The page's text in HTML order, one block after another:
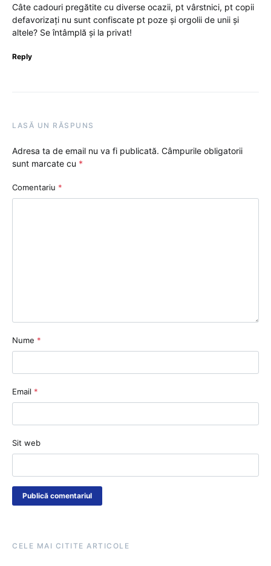
Câte cadouri pregătite cu diverse ocazii, pt vârstnici, pt copii
defavorizați nu sunt confiscate pt poze și orgolii de unii și
altele? Se întâmplă și la privat!
Reply
LASĂ UN RĂSPUNS
Adresa ta de email nu va fi publicată. Câmpurile obligatorii
sunt marcate cu *
Comentariu *
Nume *
Email *
Sit web
CELE MAI CITITE ARTICOLE